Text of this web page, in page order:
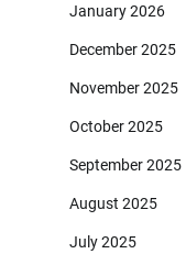
January 2026
December 2025
November 2025
October 2025
September 2025
August 2025
July 2025